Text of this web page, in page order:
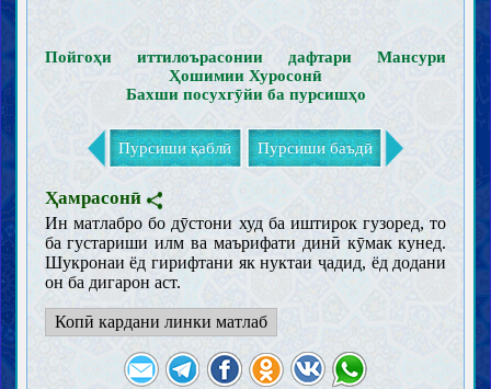
Пойгоҳи иттилоърасонии дафтари Мансури
Ҳошимии Хуросонӣ
Бахши посухгӯйи ба пурсишҳо
Пурсиши қаблӣ Пурсиши баъдӣ
Ҳамрасонӣ
Ин матлабро бо дӯстони худ ба иштирок гузоред, то
ба густариши илм ва маърифати динӣ кӯмак кунед.
Шукронаи ёд гирифтани як нуктаи ҷадид, ёд додани
он ба дигарон аст.
Копӣ кардани линки матлаб
Бетобӣ дар мусибат
Осори гуноҳ
Аҳком
Усул ва қавоъиди фиқҳ
Ҳайз, нифос, истиҳоза ва ҷанобат
Тиб ва тадовӣ
Пӯшиш ва оройиш
Вузу, ғусл ва таяммум
Намоз
Азон ва Иқома
Намозҳои воҷиби явмия
Намози ҷамоъат